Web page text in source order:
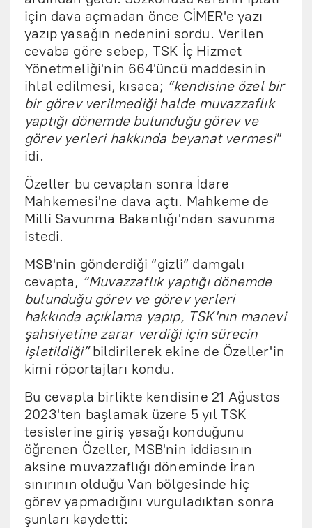
için dava açmadan önce CİMER'e yazı
yazıp yasağın nedenini sordu. Verilen
cevaba göre sebep, TSK İç Hizmet
Yönetmeliği'nin 664'üncü maddesinin
ihlal edilmesi, kısaca; “kendisine özel bir
bir görev verilmediği halde muvazzaflık
yaptığı dönemde bulunduğu görev ve
görev yerleri hakkında beyanat vermesi”
idi.
Özeller bu cevaptan sonra İdare
Mahkemesi'ne dava açtı. Mahkeme de
Milli Savunma Bakanlığı'ndan savunma
istedi.
MSB'nin gönderdiği “gizli” damgalı
cevapta, “Muvazzaflık yaptığı dönemde
bulunduğu görev ve görev yerleri
hakkında açıklama yapıp, TSK'nın manevi
şahsiyetine zarar verdiği için sürecin
işletildiği”bildirilerek ekine de Özeller'in
kimi röportajları kondu.
Bu cevapla birlikte kendisine 21 Ağustos
2023'ten başlamak üzere 5 yıl TSK
tesislerine giriş yasağı konduğunu
öğrenen Özeller, MSB'nin iddiasının
aksine muvazzaflığı döneminde İran
sınırının olduğu Van bölgesinde hiç
görev yapmadığını vurguladıktan sonra
şunları kaydetti: